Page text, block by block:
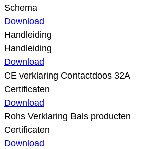
Schema
Download
Handleiding
Handleiding
Download
CE verklaring Contactdoos 32A
Certificaten
Download
Rohs Verklaring Bals producten
Certificaten
Download